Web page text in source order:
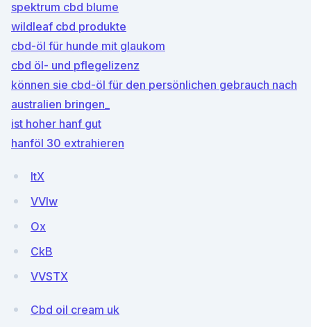
spektrum cbd blume
wildleaf cbd produkte
cbd-öl für hunde mit glaukom
cbd öl- und pflegelizenz
können sie cbd-öl für den persönlichen gebrauch nach
australien bringen_
ist hoher hanf gut
hanföl 30 extrahieren
ltX
VVIw
Ox
CkB
VVSTX
Cbd oil cream uk